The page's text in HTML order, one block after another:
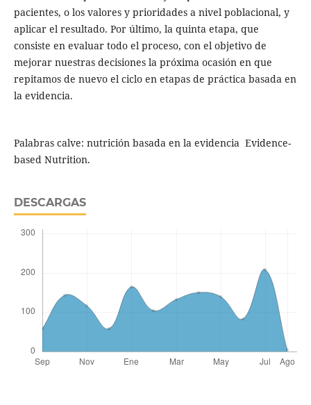
pacientes, o los valores y prioridades a nivel poblacional, y
aplicar el resultado. Por último, la quinta etapa, que
consiste en evaluar todo el proceso, con el objetivo de
mejorar nuestras decisiones la próxima ocasión en que
repitamos de nuevo el ciclo en etapas de práctica basada en
la evidencia.
Palabras calve: nutrición basada en la evidencia Evidence-
based Nutrition.
DESCARGAS